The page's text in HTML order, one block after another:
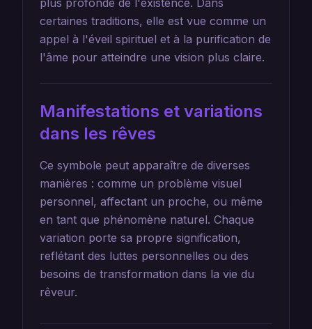
plus profonde de l'existence. Dans
certaines traditions, elle est vue comme un
appel à l'éveil spirituel et à la purification de
l'âme pour atteindre une vision plus claire.
Manifestations et variations
dans les rêves
Ce symbole peut apparaître de diverses
manières : comme un problème visuel
personnel, affectant un proche, ou même
en tant que phénomène naturel. Chaque
variation porte sa propre signification,
reflétant des luttes personnelles ou des
besoins de transformation dans la vie du
rêveur.